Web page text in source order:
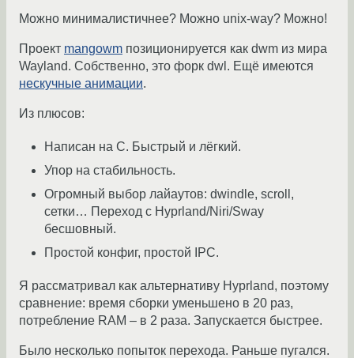
Можно минималистичнее? Можно unix-way? Можно!
Проект mangowm позиционируется как dwm из мира
Wayland. Собственно, это форк dwl. Ещё имеются
нескучные анимации.
Из плюсов:
Написан на С. Быстрый и лёгкий.
Упор на стабильность.
Огромный выбор лайаутов: dwindle, scroll,
сетки… Переход с Hyprland/Niri/Sway
бесшовный.
Простой конфиг, простой IPC.
Я рассматривал как альтернативу Hyprland, поэтому
сравнение: время сборки уменьшено в 20 раз,
потребление RAM – в 2 раза. Запускается быстрее.
Было несколько попыток перехода. Раньше пугался.